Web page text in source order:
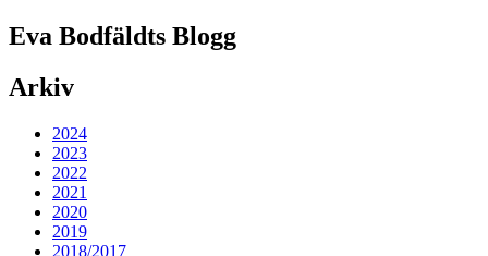
Eva Bodfäldts Blogg
Arkiv
2024
2023
2022
2021
2020
2019
2018/2017